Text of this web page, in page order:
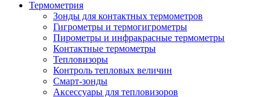
Термометрия
Зонды для контактных термометров
Гигрометры и термогигрометры
Пирометры и инфракрасные термометры
Контактные термометры
Тепловизоры
Контроль тепловых величин
Смарт-зонды
Аксессуары для тепловизоров